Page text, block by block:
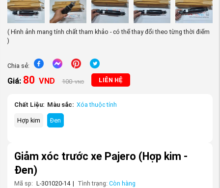
( Hình ảnh mang tính chất tham khảo - có thể thay đổi theo từng thời điểm
)
Chia sẻ:
Giá: 80 VND 100 VND LIÊN HỆ
Chất Liệu:
Hợp kim
Màu sắc:
Đen
Xóa thuộc tính
Giảm xóc trước xe Pajero (Hợp kim -
Đen)
Mã sp: L-301020-14 | Tình trạng: Còn hàng